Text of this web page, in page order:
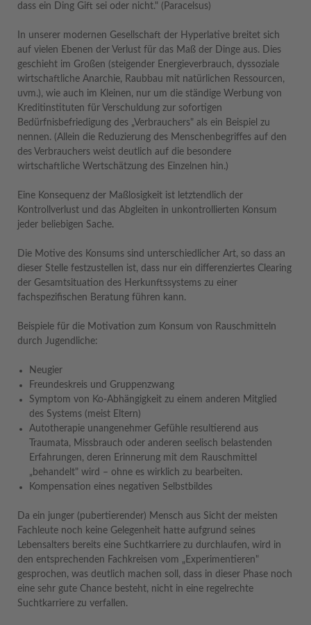
dass ein Ding Gift sei oder nicht." (Paracelsus)
In unserer modernen Gesellschaft der Hyperlative breitet sich
auf vielen Ebenen der Verlust für das Maß der Dinge aus. Dies
geschieht im Großen (steigender Energieverbrauch, dyssoziale
wirtschaftliche Anarchie, Raubbau mit natürlichen Ressourcen,
uvm.), wie auch im Kleinen, nur um die ständige Werbung von
Kreditinstituten für Verschuldung zur sofortigen
Bedürfnisbefriedigung des „Verbrauchers" als ein Beispiel zu
nennen. (Allein die Reduzierung des Menschenbegriffes auf den
des Verbrauchers weist deutlich auf die besondere
wirtschaftliche Wertschätzung des Einzelnen hin.)
Eine Konsequenz der Maßlosigkeit ist letztendlich der
Kontrollverlust und das Abgleiten in unkontrollierten Konsum
jeder beliebigen Sache.
Die Motive des Konsums sind unterschiedlicher Art, so dass an
dieser Stelle festzustellen ist, dass nur ein differenziertes Clearing
der Gesamtsituation des Herkunftssystems zu einer
fachspezifischen Beratung führen kann.
Beispiele für die Motivation zum Konsum von Rauschmitteln
durch Jugendliche:
Neugier
Freundeskreis und Gruppenzwang
Symptom von Ko-Abhängigkeit zu einem anderen Mitglied
des Systems (meist Eltern)
Autotherapie unangenehmer Gefühle resultierend aus
Traumata, Missbrauch oder anderen seelisch belastenden
Erfahrungen, deren Erinnerung mit dem Rauschmittel
„behandelt" wird – ohne es wirklich zu bearbeiten.
Kompensation eines negativen Selbstbildes
Da ein junger (pubertierender) Mensch aus Sicht der meisten
Fachleute noch keine Gelegenheit hatte aufgrund seines
Lebensalters bereits eine Suchtkarriere zu durchlaufen, wird in
den entsprechenden Fachkreisen vom „Experimentieren"
gesprochen, was deutlich machen soll, dass in dieser Phase noch
eine sehr gute Chance besteht, nicht in eine regelrechte
Suchtkarriere zu verfallen.